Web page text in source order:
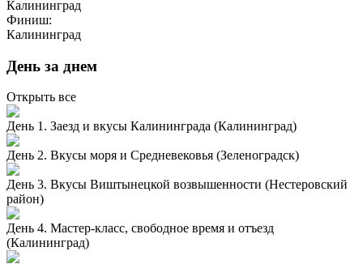
Калининград
Финиш:
Калининград
День за днем
Открыть все
День 1. Заезд и вкусы Калининграда (Калининград)
День 2. Вкусы моря и Средневековья (Зеленоградск)
День 3. Вкусы Виштынецкой возвышенности (Нестеровский
район)
День 4. Мастер-класс, свободное время и отъезд
(Калининград)